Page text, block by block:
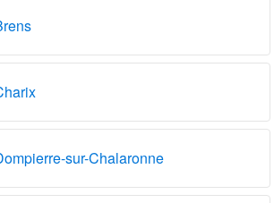
sur-Chalaronne